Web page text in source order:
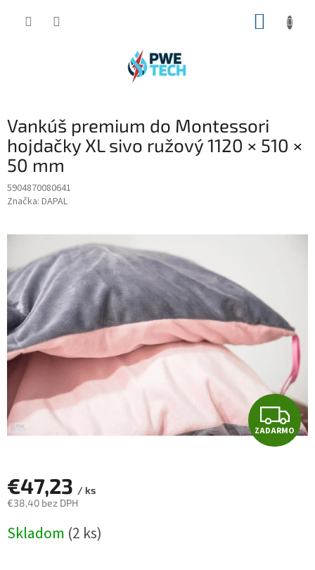
Vankúš premium do Montessori
hojdačky XL sivo ružový 1120 × 510 ×
50 mm
5904870080641
Značka: DAPAL
Z
A
ZADARMO
€47,23 / ks
€38,40 bez DPH
cena:
Skladom (2 ks)